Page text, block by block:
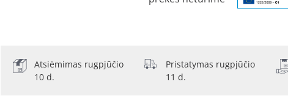
Atsiėmimas rugpjūčio
10 d.
Pristatymas rugpjūčio
11 d.